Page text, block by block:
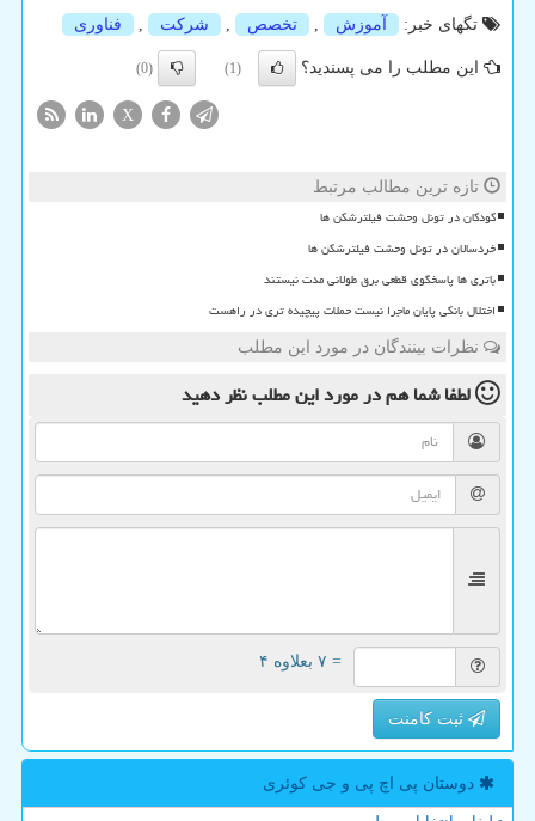
تگهای خبر:
آموزش تخصص شركت فناوری
این مطلب را می پسندید؟ (1)
(0)
X
تازه ترین مطالب مرتبط
کودکان در تونل وحشت فیلترشکن ها
خردسالان در تونل وحشت فیلترشکن ها
باتری ها پاسخگوی قطعی برق طولانی مدت نیستند
اختلال بانکی پایان ماجرا نیست حملات پیچیده تری در راهست
نظرات بینندگان در مورد این مطلب
لطفا شما همدر مورد این مطلبنظر دهید
= ۷ بعلاوه ۴
ثبت کامنت
دوستان پی اچ پی و جی كوئری